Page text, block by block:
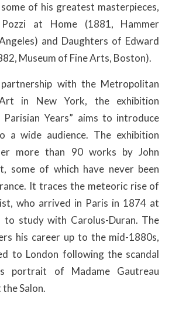
of his greatest masterpieces,
at Home (1881, Hammer
and Daughters of Edward
Museum of Fine Arts, Boston).
with the Metropolitan
in New York, the exhibition
Parisian Years” aims to introduce
a wide audience. The exhibition
more than 90 works by John
some of which have never been
It traces the meteoric rise of
who arrived in Paris in 1874 at
study with Carolus-Duran. The
his career up to the mid-1880s,
to London following the scandal
portrait of Madame Gautreau
Salon.